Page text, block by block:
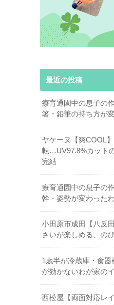
最近の投稿
療育通園中の息子の
箸・鉛筆の持ち方が
ヤケーヌ【爽COOL
転…UV97.8%カット
完結
療育通園中の息子の
幹・姿勢が変わった
小田原市成田【八反
さいが楽しめる、の
1歳半が冷蔵庫・食
が効かないわが家の
西松屋【両面対応レ